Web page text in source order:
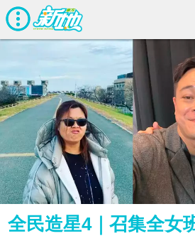
全民造星4｜召集全女